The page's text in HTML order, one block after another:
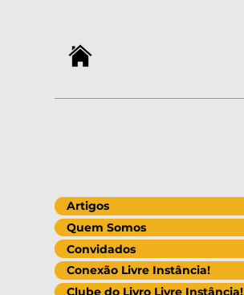
Artigos
Quem Somos
Convidados
Conexão Livre Instância!
Clube do Livro Livre Instância!